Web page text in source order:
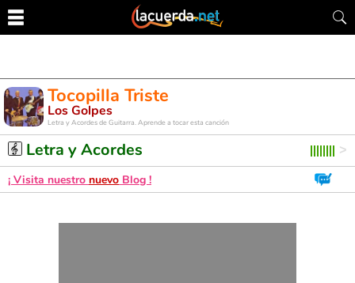
Tocopilla Triste
Los Golpes
Letra y Acordes de Guitarra. Aprende a tocar esta canción
Letra y Acordes
¡ Visita nuestro nuevo Blog !